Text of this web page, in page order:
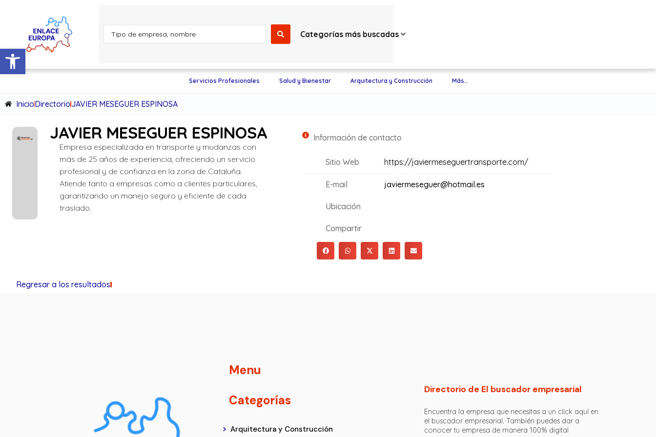
Abrir barra de herramientas
Categorías más buscadas
Servicios Profesionales Salud y Bienestar Arquitectura y Construcción Más…
InicioDirectorioJAVIER MESEGUER ESPINOSA
JAVIER MESEGUER ESPINOSA
Empresa especializada en transporte y mudanzas con
más de 25 años de experiencia, ofreciendo un servicio
profesional y de confianza en la zona de Cataluña.
Atiende tanto a empresas como a clientes particulares,
garantizando un manejo seguro y eficiente de cada
traslado.
Información de contacto
Sitio Web https://javiermeseguertransporte.com/
E-mail javiermeseguer@hotmail.es
Ubicación
Compartir
Regresar a los resultados
Menu
Categorías
Arquitectura y Construcción
Directorio de El buscador empresarial
Encuentra la empresa que necesitas a un click aquí en
el buscador empresarial. También puedes dar a
conocer tu empresa de manera 100% digital